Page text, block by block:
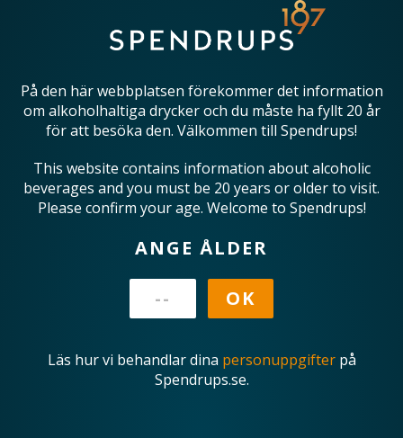
På den här webbplatsen förekommer det information
om alkoholhaltiga drycker och du måste ha fyllt 20 år
för att besöka den. Välkommen till Spendrups!
This website contains information about alcoholic
beverages and you must be 20 years or older to visit.
Please confirm your age. Welcome to Spendrups!
ANGE ÅLDER
Läs hur vi behandlar dina personuppgifterpå
Spendrups.se.